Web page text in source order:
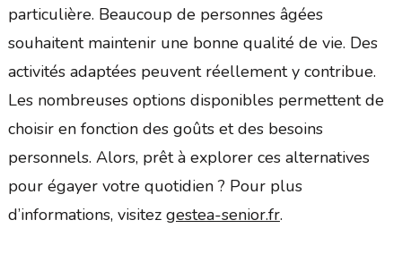
particulière. Beaucoup de personnes âgées
souhaitent maintenir une bonne qualité de vie. Des
activités adaptées peuvent réellement y contribue.
Les nombreuses options disponibles permettent de
choisir en fonction des goûts et des besoins
personnels. Alors, prêt à explorer ces alternatives
pour égayer votre quotidien ? Pour plus
d’informations, visitez gestea-senior.fr.